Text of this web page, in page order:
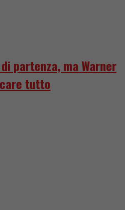
partenza, ma Warner
tutto